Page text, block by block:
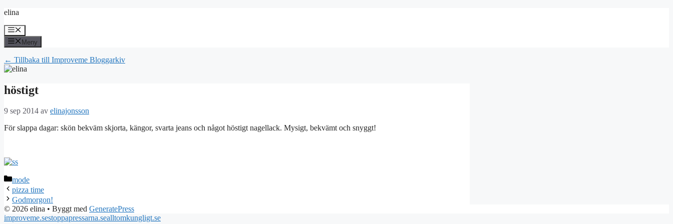
Hoppa
innehåll
elina
Meny
Meny
← Tillbaka till Improveme Bloggarkiv
höstigt
9 sep 2014 av elinajonsson
För slappa dagar: skön bekväm skjorta, kängor, svarta jeans och något höstigt nagellack. Mysigt, bekvämt och snyggt!
Kategorier
mode
pizza time
Godmorgon!
© 2026 elina • Byggt med GeneratePress
improveme.sestoppapressarna.sealltomkungligt.se